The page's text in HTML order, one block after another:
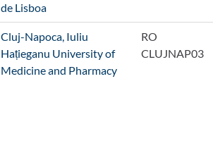
de Lisboa
Cluj-Napoca, Iuliu
Hațieganu University of
Medicine and Pharmacy
RO
CLUJNAP03